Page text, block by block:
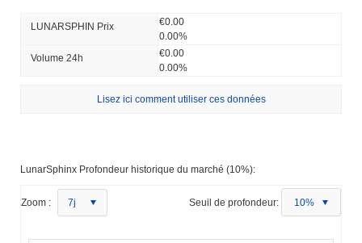
LUNARSPHIN Prix ​​
€0.00
0.00%
Volume 24h
€0.00
0.00%
Lisez ici comment utiliser ces données
LunarSphinx Profondeur historique du marché (10%):
Zoom : 7j Seuil de profondeur: 10%